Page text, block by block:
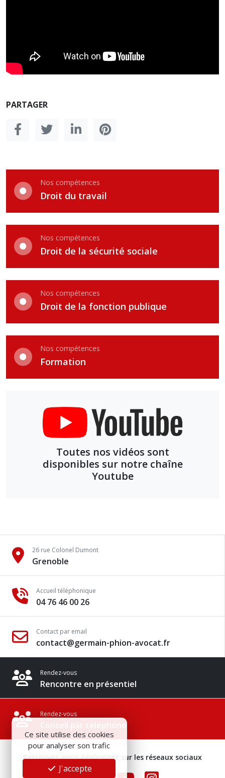
PARTAGER
Nos compétences
Droit du travail
Nos compétences
Droit de la sécurité sociale
Nos compétences
Droit de la fonction publique
Nos compétences
Formation
Toutes nos vidéos sont
disponibles sur notre chaîne
Youtube
26 rue Colonel Dumont
Grenoble
Accueil téléphonique
04 76 46 00 26
Contact par email
contact@germain-phion-avocat.fr
Rendez-vous
Rencontre en présentiel
Rendez-vous
Conseil par téléphone
Retrouvez-nous également sur les réseaux sociaux
Ce site utilise des cookies
pour analyser son trafic
J'accepte